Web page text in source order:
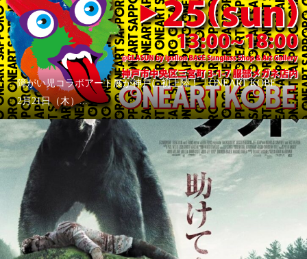
障がい児コラボアート展が神戸に初上陸！「ONEART KOBE」
2月21日（木）...